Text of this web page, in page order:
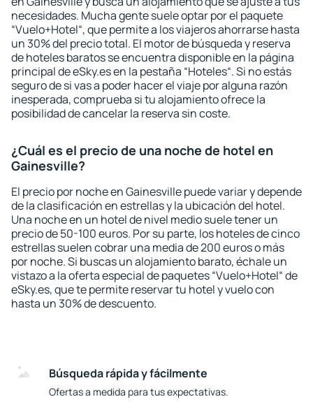
necesidades. Mucha gente suele optar por el paquete
“Vuelo+Hotel“, que permite a los viajeros ahorrarse hasta
un 30% del precio total. El motor de búsqueda y reserva
de hoteles baratos se encuentra disponible en la página
principal de eSky.es en la pestaña “Hoteles“. Si no estás
seguro de si vas a poder hacer el viaje por alguna razón
inesperada, comprueba si tu alojamiento ofrece la
posibilidad de cancelar la reserva sin coste.
¿Cuál es el precio de una noche de hotel en
Gainesville?
El precio por noche en Gainesville puede variar y depende
de la clasificación en estrellas y la ubicación del hotel.
Una noche en un hotel de nivel medio suele tener un
precio de 50-100 euros. Por su parte, los hoteles de cinco
estrellas suelen cobrar una media de 200 euros o más
por noche. Si buscas un alojamiento barato, échale un
vistazo a la oferta especial de paquetes “Vuelo+Hotel“ de
eSky.es, que te permite reservar tu hotel y vuelo con
hasta un 30% de descuento.
Búsqueda rápida y fácilmente
Ofertas a medida para tus expectativas.